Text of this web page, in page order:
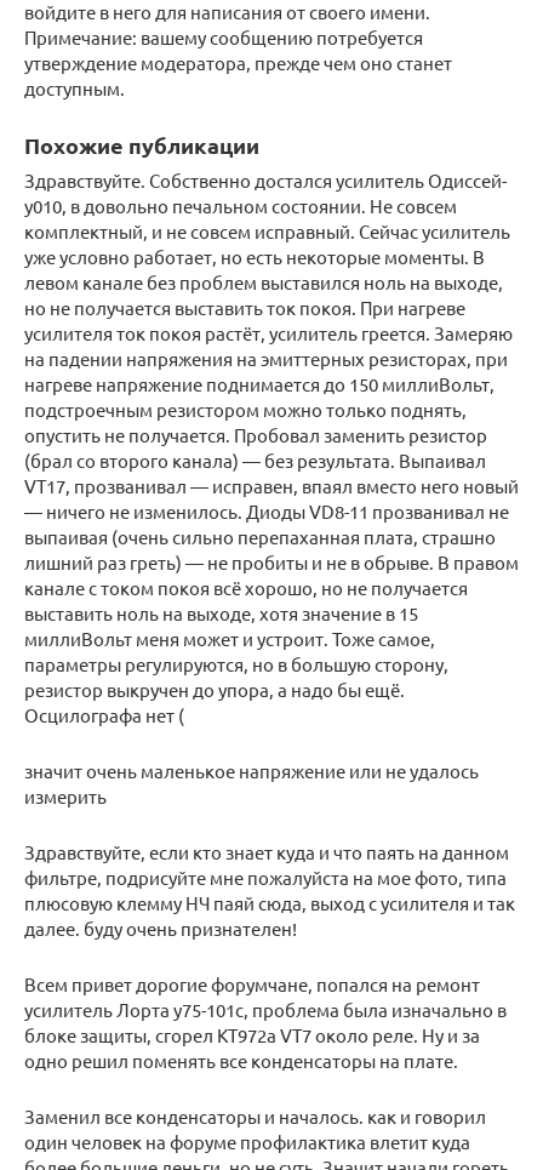
войдите в него для написания от своего имени.
Примечание: вашему сообщению потребуется
утверждение модератора, прежде чем оно станет
доступным.
Похожие публикации
Здравствуйте. Собственно достался усилитель Одиссей-
у010, в довольно печальном состоянии. Не совсем
комплектный, и не совсем исправный. Сейчас усилитель
уже условно работает, но есть некоторые моменты. В
левом канале без проблем выставился ноль на выходе,
но не получается выставить ток покоя. При нагреве
усилителя ток покоя растёт, усилитель греется. Замеряю
на падении напряжения на эмиттерных резисторах, при
нагреве напряжение поднимается до 150 миллиВольт,
подстроечным резистором можно только поднять,
опустить не получается. Пробовал заменить резистор
(брал со второго канала) — без результата. Выпаивал
VT17, прозванивал — исправен, впаял вместо него новый
— ничего не изменилось. Диоды VD8-11 прозванивал не
выпаивая (очень сильно перепаханная плата, страшно
лишний раз греть) — не пробиты и не в обрыве. В правом
канале с током покоя всё хорошо, но не получается
выставить ноль на выходе, хотя значение в 15
миллиВольт меня может и устроит. Тоже самое,
параметры регулируются, но в большую сторону,
резистор выкручен до упора, а надо бы ещё.
Осцилографа нет (
значит очень маленькое напряжение или не удалось
измерить
Здравствуйте, если кто знает куда и что паять на данном
фильтре, подрисуйте мне пожалуйста на мое фото, типа
плюсовую клемму НЧ паяй сюда, выход с усилителя и так
далее. буду очень признателен!
Всем привет дорогие форумчане, попался на ремонт
усилитель Лорта у75-101с, проблема была изначально в
блоке защиты, сгорел КТ972а VT7 около реле. Ну и за
одно решил поменять все конденсаторы на плате.
Заменил все конденсаторы и началось. как и говорил
один человек на форуме профилактика влетит куда